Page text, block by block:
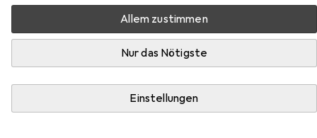
Allem zustimmen
Nur das Nötigste
Einstellungen
Hier findest du passendes Zubehör zum Produkt Nordlux
Tischleuchte MIB 6 GU10, Schwarz aus der Kategorie